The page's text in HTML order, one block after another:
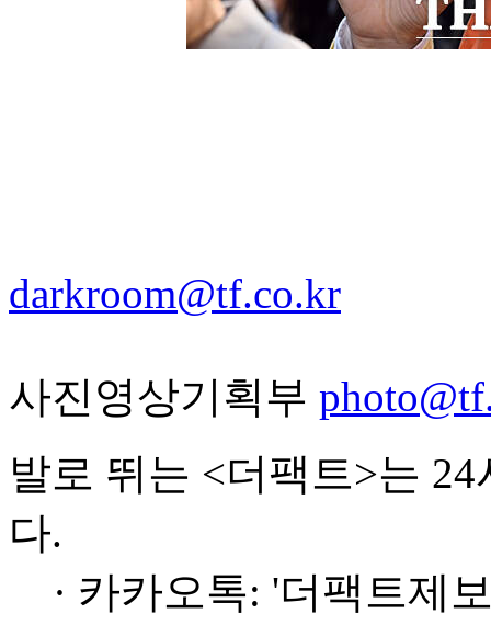
darkroom@tf.co.kr
사진영상기획부
발로 뛰는 <더팩트>는
다.
· 카카오톡: '더팩트제